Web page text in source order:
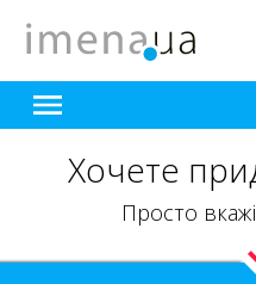
Хочете
Просто